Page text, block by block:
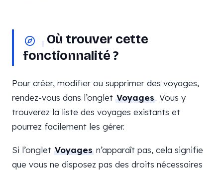
Où trouver cette
fonctionnalité ?
Pour créer, modifier ou supprimer des voyages,
rendez-vous dans l’onglet Voyages. Vous y
trouverez la liste des voyages existants et
pourrez facilement les gérer.
Si l’onglet Voyages n’apparaît pas, cela signifie
que vous ne disposez pas des droits nécessaires